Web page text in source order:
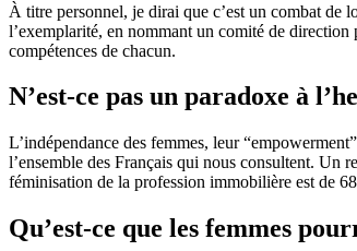
À titre personnel, je dirai que c’est un combat de
l’exemplarité, en nommant un comité de
compétences de chacun.
N’est-ce pas un paradoxe à
L’indépendance des femmes, leur
l’ensemble des Français qui nous consultent. Un
féminisation de la profession immobilière est de
Qu’est-ce que les femmes